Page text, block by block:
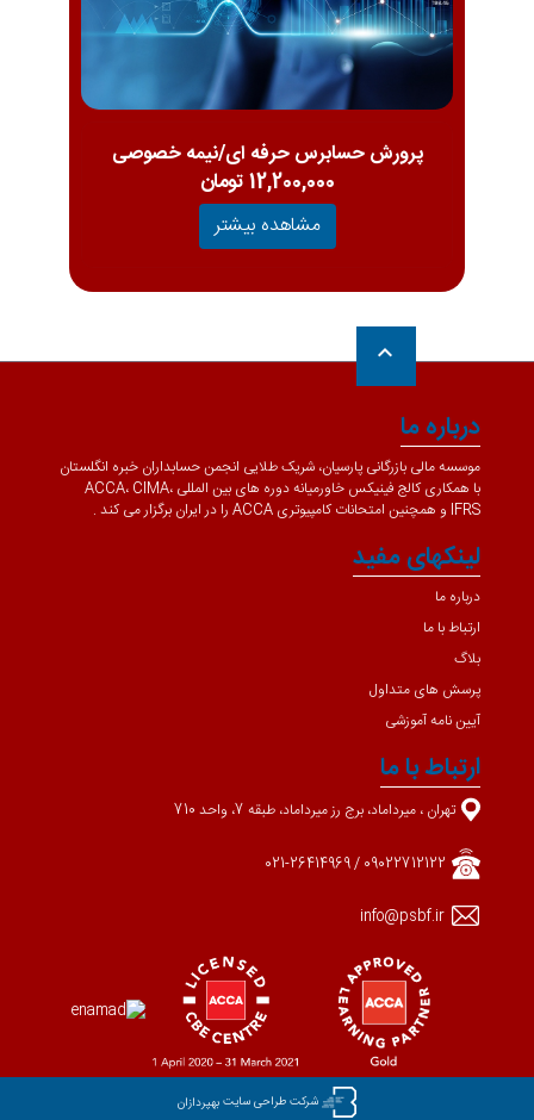
پرورش حسابرس حرفه ای/نیمه خصوصی
12,200,000 تومان
مشاهده بیشتر
keyboard_arrow_up
درباره ما
موسسه مالی بازرگانی پارسیان، شریک طلایی انجمن حسابداران خبره انگلستان
با همکاری کالج فینیکس خاورمیانه دوره های بین المللی ACCA، CIMA،
IFRS و همچنین امتحانات کامپیوتری ACCA را در ایران برگزار می کند .
لینکهای مفید
درباره ما
ارتباط با ما
بلاگ
پرسش های متداول
آیین نامه آموزشی
ارتباط با ما
تهران ، میرداماد، برج رز میرداماد، طبقه 7، واحد 710
09022712122 / 021-26414969
info@psbf.ir
شرکت طراحی سایتبهپردازان